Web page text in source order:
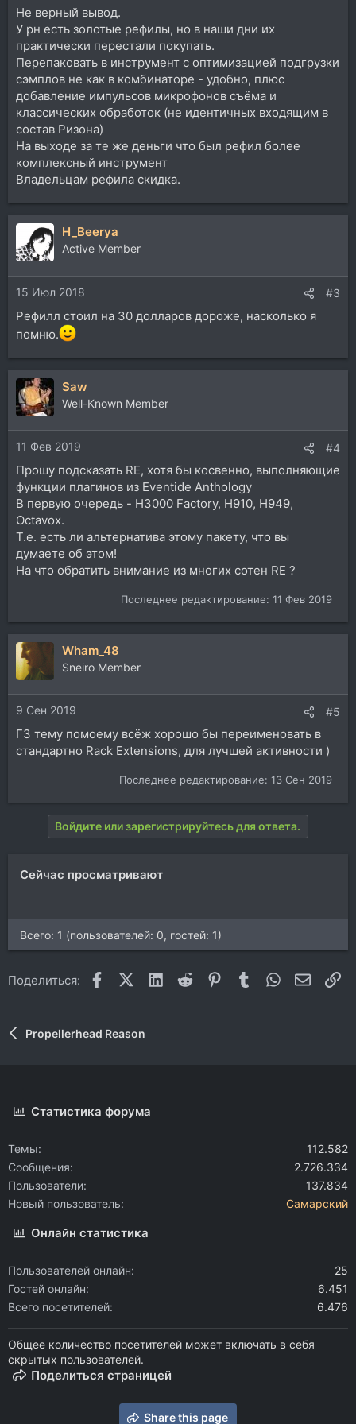
Не верный вывод.
У рн есть золотые рефилы, но в наши дни их
практически перестали покупать.
Перепаковать в инструмент с оптимизацией подгрузки
сэмплов не как в комбинаторе - удобно, плюс
добавление импульсов микрофонов съёма и
классических обработок (не идентичных входящим в
состав Ризона)
На выходе за те же деньги что был рефил более
комплексный инструмент
Владельцам рефила скидка.
H_Beerya
Active Member
15 Июл 2018 #3
Рефилл стоил на 30 долларов дороже, насколько я
помню.
Saw
Well-Known Member
11 Фев 2019 #4
Прошу подсказать RE, хотя бы косвенно, выполняющие
функции плагинов из Eventide Anthology
В первую очередь - H3000 Factory, H910, H949,
Octavox.
Т.е. есть ли альтернатива этому пакету, что вы
думаете об этом!
На что обратить внимание из многих сотен RE ?
Последнее редактирование: 11 Фев 2019
Wham_48
Sneiro Member
9 Сен 2019 #5
ГЗ тему помоему всёж хорошо бы переименовать в
стандартно Rack Extensions, для лучшей активности )
Последнее редактирование: 13 Сен 2019
Войдите или зарегистрируйтесь для ответа.
Сейчас просматривают
Всего: 1 (пользователей: 0, гостей: 1)
Поделиться: FacebookX (Twitter)
LinkedIn
Reddit Pinterest
Tumblr WhatsApp
Propellerhead Reason
Статистика форума
Темы
112.582
Сообщения
2.726.334
Пользователи
137.834
Новый пользователь
Самарский
Онлайн статистика
Пользователей онлайн
25
Гостей онлайн
6.451
Всего посетителей
6.476
Общее количество посетителей может включать в себя
скрытых пользователей.
Поделиться страницей
Share this page